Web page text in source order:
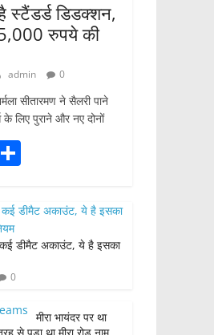
स्टैंडर्ड डिडक्शन,
रुपये की
admin 0
सीतारमण ने सैलरी पाने
के लिए पुराने और नए दोनों
ar
e
डीमैट अकाउंट, ये है इसका
0
मीरा भायंदर पर था